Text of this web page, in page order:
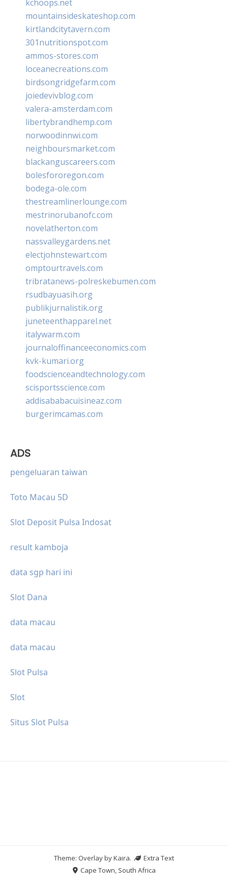
kchoops.net
mountainsideskateshop.com
kirtlandcitytavern.com
301nutritionspot.com
ammos-stores.com
loceanecreations.com
birdsongridgefarm.com
joiedevivblog.com
valera-amsterdam.com
libertybrandhemp.com
norwoodinnwi.com
neighboursmarket.com
blackanguscareers.com
bolesfororegon.com
bodega-ole.com
thestreamlinerlounge.com
mestrinorubanofc.com
novelatherton.com
nassvalleygardens.net
electjohnstewart.com
omptourtravels.com
tribratanews-polreskebumen.com
rsudbayuasih.org
publikjurnalistik.org
juneteenthapparel.net
italywarm.com
journaloffinanceeconomics.com
kvk-kumari.org
foodscienceandtechnology.com
scisportsscience.com
addisababacuisineaz.com
burgerimcamas.com
ADS
pengeluaran taiwan
Toto Macau 5D
Slot Deposit Pulsa Indosat
result kamboja
data sgp hari ini
Slot Dana
data macau
data macau
Slot Pulsa
Slot
Situs Slot Pulsa
Theme: Overlay byKaira.
Extra Text
Cape Town, South Africa